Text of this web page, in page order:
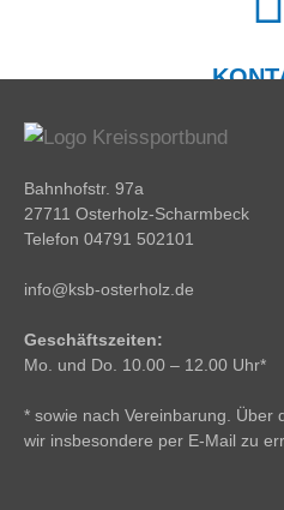
Bahnhofstr. 97a
27711 Osterholz-Scharmbeck
Telefon 04791 502101
info@ksb-osterholz.de
Geschäftszeiten:
Mo. und Do. 10.00 – 12.00
* sowie nach Vereinbarung. Über
wir insbesondere per E-Mail zu